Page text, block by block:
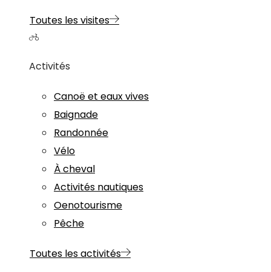
Toutes les visites
Activités
Canoë et eaux vives
Baignade
Randonnée
Vélo
À cheval
Activités nautiques
Oenotourisme
Pêche
Toutes les activités